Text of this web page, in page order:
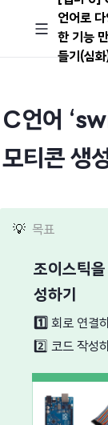
언어로 다
한 기능 만
들기(심
C언어 ‘
모티콘 생
💡 목표
조이스틱
성하기
1️⃣ 회로 연결
2️⃣ 코드 작성